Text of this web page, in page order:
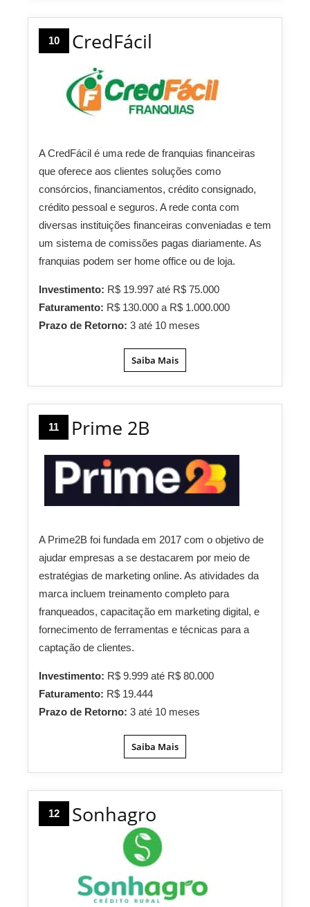
10 CredFácil
A CredFácil é uma rede de franquias financeiras
que oferece aos clientes soluções como
consórcios, financiamentos, crédito consignado,
crédito pessoal e seguros. A rede conta com
diversas instituições financeiras conveniadas e tem
um sistema de comissões pagas diariamente. As
franquias podem ser home office ou de loja.
Investimento: R$ 19.997 até R$ 75.000
Faturamento: R$ 130.000 a R$ 1.000.000
Prazo de Retorno: 3 até 10 meses
Saiba Mais
11 Prime 2B
A Prime2B foi fundada em 2017 com o objetivo de
ajudar empresas a se destacarem por meio de
estratégias de marketing online. As atividades da
marca incluem treinamento completo para
franqueados, capacitação em marketing digital, e
fornecimento de ferramentas e técnicas para a
captação de clientes.
Investimento: R$ 9.999 até R$ 80.000
Faturamento: R$ 19.444
Prazo de Retorno: 3 até 10 meses
Saiba Mais
12 Sonhagro